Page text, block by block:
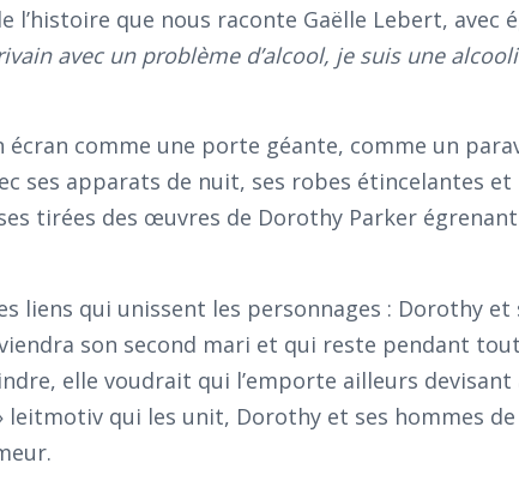
l’histoire que nous raconte Gaëlle Lebert, avec
avec un problème d’alcool, je suis une
écran comme une porte géante, comme un
ses apparats de nuit, ses robes étincelantes et
tirées des œuvres de Dorothy Parker
liens qui unissent les personnages : Dorothy
son second mari et qui reste pendant
elle voudrait qui l’emporte ailleurs devisant
leitmotiv qui les unit, Dorothy et ses hommes